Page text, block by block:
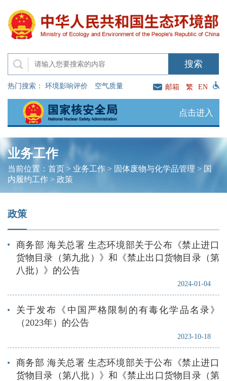
热门搜索： 环境影响评价 空气质量 邮箱 繁 EN
点击进入
业务工作
当前位置： 首页> 业务工作> 固体废物与化学品管理 > 国
内履约工作> 政策
政策
2024-01-04
商务部 海关总署 生态环境部关于公布《禁止进口
货物目录（第九批）》和《禁止出口货物目录（第
八批）》的公告
2023-10-18
关于发布《中国严格限制的有毒化学品名录》
（2023年）的公告
商务部 海关总署 生态环境部关于公布《禁止进口
货物目录（第八批）》和《禁止出口货物目录（第